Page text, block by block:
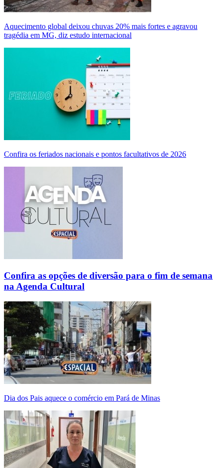
Aquecimento global deixou chuvas 20% mais fortes e agravou
tragédia em MG, diz estudo internacional
Confira os feriados nacionais e pontos facultativos de 2026
Confira as opções de diversão para o fim de semana
na Agenda Cultural
Dia dos Pais aquece o comércio em Pará de Minas